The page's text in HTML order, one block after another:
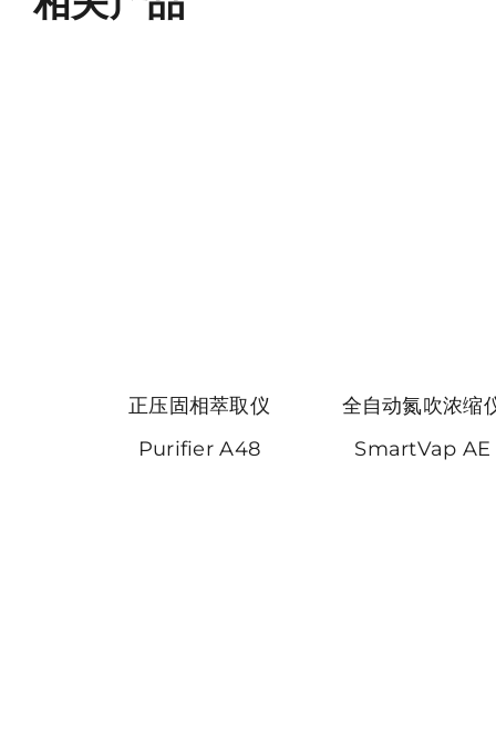
正压固相萃取仪
Purifier A48
全自动氮吹浓缩
SmartVap AE